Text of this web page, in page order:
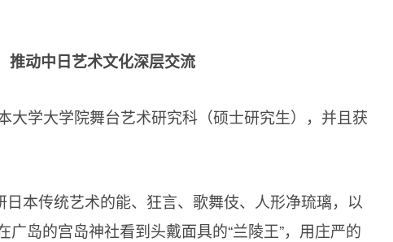
推动中日艺术文化深层交流
大学大学院舞台艺术研究科（硕士研究生），并且获
本传统艺术的能、狂言、歌舞伎、人形净琉璃，以
岛的宫岛神社看到头戴面具的“兰陵王”，用庄严的